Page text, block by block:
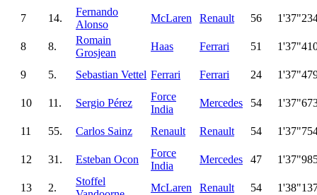
7 14.
Fernando
Alonso
McLaren Renault 56
8 8.
Romain
Grosjean
Haas Ferrari 51
9 5. Sebastian Vettel Ferrari Ferrari 24
10 11. Sergio Pérez
Force
India
Mercedes 54
11 55. Carlos Sainz Renault Renault 54
12 31. Esteban Ocon
Force
India
Mercedes 47
13 2.
Stoffel
McLaren Renault 54